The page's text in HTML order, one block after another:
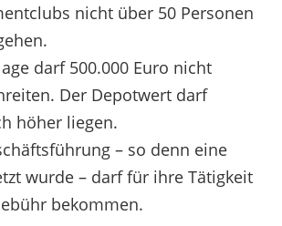
nicht über 50 Personen
darf 500.000 Euro nicht
Der Depotwert darf
höher liegen.
– so denn eine
wurde – darf für ihre Tätigkeit
bekommen.